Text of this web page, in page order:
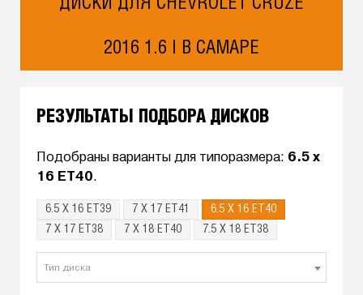
ДИСКИ ДЛЯ CHEVROLET CRUZE
2016 1.6 I В САМАРЕ
РЕЗУЛЬТАТЫ ПОДБОРА ДИСКОВ
Подобраны варианты для типоразмера: 6.5 x
16 ET40.
6.5 X 16 ET39 7 X 17 ET41
6.5 X 16 ET40
7 X 17 ET38
7 X 18 ET40 7.5 X 18 ET38
Тип диска